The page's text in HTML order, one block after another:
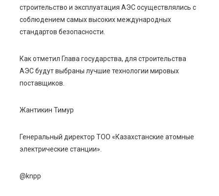
строительство и эксплуатация АЭС осуществлялись с
соблюдением самых высоких международных
стандартов безопасности.
Как отметил Глава государства, для строительства
АЭС будут выбраны лучшие технологии мировых
поставщиков.
Жантикин Тимур
Генеральный директор ТОО «Казахстанские атомные
электрические станции».
@knpp